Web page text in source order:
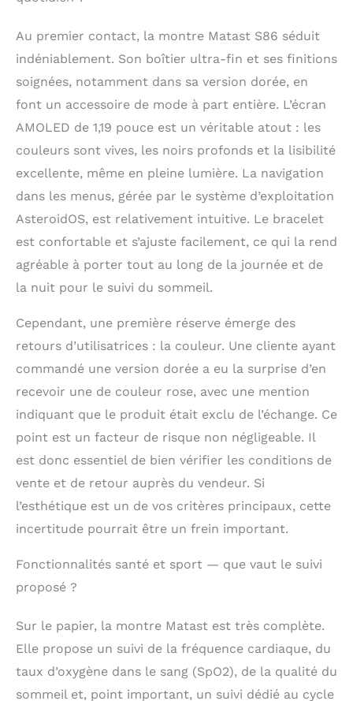
vous offre, à vous et à votre famille, un
suivi précis du sommeil, de la saturation
en oxygène du sang, de la fréquence
cardiaque sur 24 heures et d'autres
montre femme connectée dispose
également de fonctions de santé
féminine (cycle menstruel, ovulation et
période de sécurité), ce qui vous permet
d'être plus attentive à votre santé et de
mener une vie plus heureuse ! Appels
connectée femmes avec fonction d'appel
est équipée de la nouvelle puce
Bluetooth 5.2 et de haut-parleurs haute
stables et la qualité du son plus claire.
fonction d'alerte de message (WhatsApp,
Facebook, SMS, INS, etc.) nous
smartwatches est compatible avec
Android et iOS, de sorte que vous ne
manquerez plus jamais les messages de
votre famille et de vos amis. Un état
d'exercice parfait :Prend en charge plus
de 110 modes d'exercice tels que le yoga,
la course à pied, le vélo, la randonnée, le
ski et bien plus encore. Cette montre
sport femme est un tracker de fitness
doté d'un algorithme de montre sportive.
scientifique et plus raisonnable. La
nouvelle application « FitCloudPro » vous
offre une toute nouvelle expérience en
informations détaillées semaine par
semaine et jour par jour. Pour Elle vous
permet de mieux comprendre votre état
d'entraînement. Multifonctionnelles &
Durée de Vie: la Montre connectée
Au premier contact, la montre Matast S86 séduit
indéniablement. Son boîtier ultra-fin et ses finitions
soignées, notamment dans sa version dorée, en
font un accessoire de mode à part entière. L’écran
AMOLED de 1,19 pouce est un véritable atout : les
couleurs sont vives, les noirs profonds et la lisibilité
excellente, même en pleine lumière. La navigation
dans les menus, gérée par le système d’exploitation
AsteroidOS, est relativement intuitive. Le bracelet
est confortable et s’ajuste facilement, ce qui la rend
agréable à porter tout au long de la journée et de
la nuit pour le suivi du sommeil.
Cependant, une première réserve émerge des
retours d’utilisatrices : la couleur. Une cliente ayant
commandé une version dorée a eu la surprise d’en
recevoir une de couleur rose, avec une mention
indiquant que le produit était exclu de l’échange. Ce
point est un facteur de risque non négligeable. Il
est donc essentiel de bien vérifier les conditions de
vente et de retour auprès du vendeur. Si
l’esthétique est un de vos critères principaux, cette
incertitude pourrait être un frein important.
Fonctionnalités santé et sport — que vaut le suivi
proposé ?
Sur le papier, la montre Matast est très complète.
Elle propose un suivi de la fréquence cardiaque, du
taux d’oxygène dans le sang (SpO2), de la qualité du
sommeil et, point important, un suivi dédié au cycle